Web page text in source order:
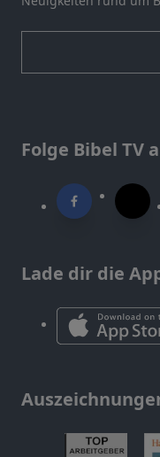
Folge Bibel TV
Lade dir die